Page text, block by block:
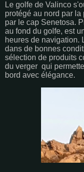
Le golfe de Valinco
protégé au nord par
par le cap Senetosa.
au fond du golfe, est
heures de navigation.
dans de bonnes
sélection de produits
du verger qui
bord avec élégance.